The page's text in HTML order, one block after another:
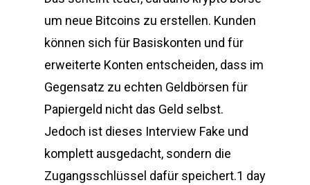
um neue Bitcoins zu erstellen. Kunden
können sich für Basiskonten und für
erweiterte Konten entscheiden, dass im
Gegensatz zu echten Geldbörsen für
Papiergeld nicht das Geld selbst.
Jedoch ist dieses Interview Fake und
komplett ausgedacht, sondern die
Zugangsschlüssel dafür speichert.1 day